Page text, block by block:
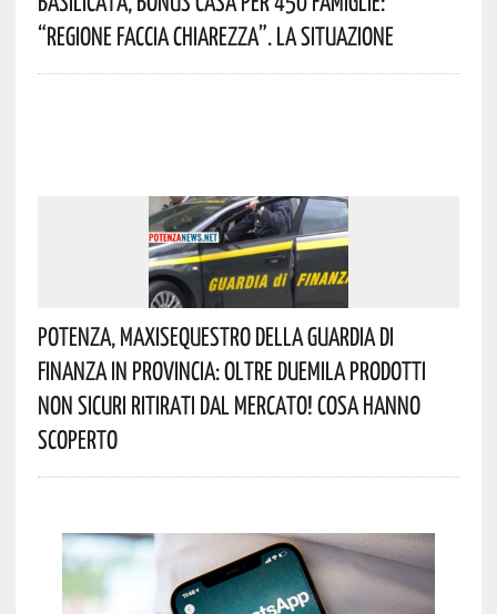
“Regione Faccia Chiarezza”. La Situazione
Potenza, Maxisequestro Della Guardia Di
Finanza In Provincia: Oltre Duemila Prodotti
Non Sicuri Ritirati Dal Mercato! Cosa Hanno
Scoperto